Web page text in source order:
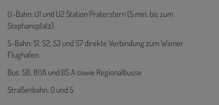
U-Bahn: U1 und U2 Station Praterstern (5 min. bis zum
Stephansplatz)
S-Bahn: S1, S2, S3 und S7 direkte Verbindung zum Wiener
Flughafen
Bus: 5B, 80A und 85 A sowie Regionalbusse
Straßenbahn: O und 5